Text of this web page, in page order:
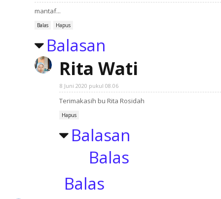
mantaf...
Balas Hapus
Balasan
Rita Wati
8 Juni 2020 pukul 08.06
Terimakasih bu Rita Rosidah
Hapus
Balasan
Balas
Balas